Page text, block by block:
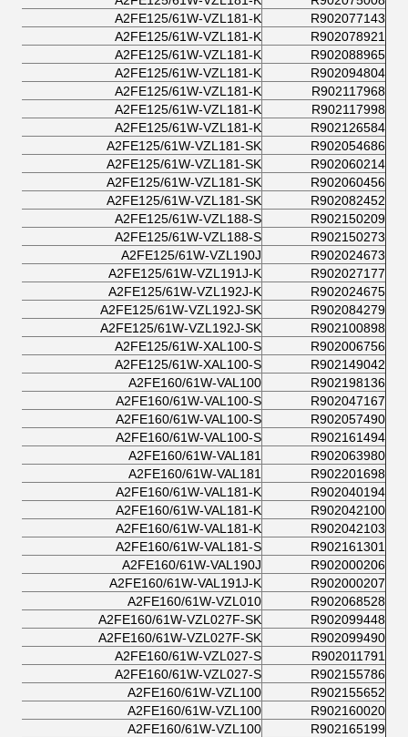
R902077143
A2FE125/61W-VZL181-K
R902078921
A2FE125/61W-VZL181-K
R902088965
A2FE125/61W-VZL181-K
R902094804
A2FE125/61W-VZL181-K
R902117968
A2FE125/61W-VZL181-K
R902117998
A2FE125/61W-VZL181-K
R902126584
A2FE125/61W-VZL181-K
R902054686
A2FE125/61W-VZL181-SK
R902060214
A2FE125/61W-VZL181-SK
R902060456
A2FE125/61W-VZL181-SK
R902082452
A2FE125/61W-VZL181-SK
R902150209
A2FE125/61W-VZL188-S
R902150273
A2FE125/61W-VZL188-S
R902024673
A2FE125/61W-VZL190J
R902027177
A2FE125/61W-VZL191J-K
R902024675
A2FE125/61W-VZL192J-K
R902084279
A2FE125/61W-VZL192J-SK
R902100898
A2FE125/61W-VZL192J-SK
R902006756
A2FE125/61W-XAL100-S
R902149042
A2FE125/61W-XAL100-S
R902198136
A2FE160/61W-VAL100
R902047167
A2FE160/61W-VAL100-S
R902057490
A2FE160/61W-VAL100-S
R902161494
A2FE160/61W-VAL100-S
R902063980
A2FE160/61W-VAL181
R902201698
A2FE160/61W-VAL181
R902040194
A2FE160/61W-VAL181-K
R902042100
A2FE160/61W-VAL181-K
R902042103
A2FE160/61W-VAL181-K
R902161301
A2FE160/61W-VAL181-S
R902000206
A2FE160/61W-VAL190J
R902000207
A2FE160/61W-VAL191J-K
R902068528
A2FE160/61W-VZL010
R902099448
A2FE160/61W-VZL027F-SK
R902099490
A2FE160/61W-VZL027F-SK
R902011791
A2FE160/61W-VZL027-S
R902155786
A2FE160/61W-VZL027-S
R902155652
A2FE160/61W-VZL100
R902160020
A2FE160/61W-VZL100
R902165199
A2FE160/61W-VZL100